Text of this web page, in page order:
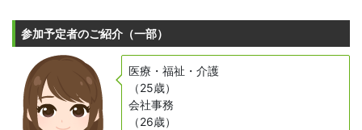
参加予定者のご紹介（一部）
医療・福祉・介護
（25歳）
会社事務
（26歳）